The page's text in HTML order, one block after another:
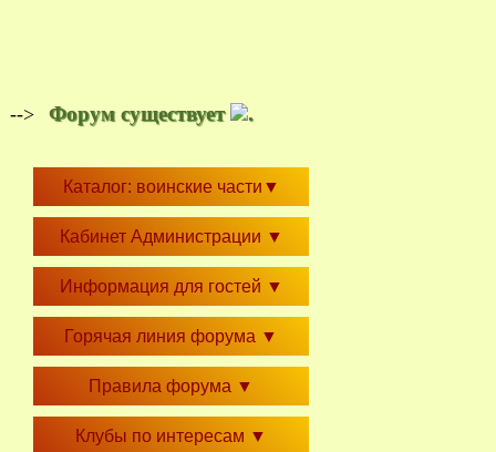
--> Форум существует .
Каталог: воинские части ▼
Кабинет Администрации ▼
Информация для гостей ▼
Горячая линия форума ▼
Правила форума ▼
Клубы по интересам ▼